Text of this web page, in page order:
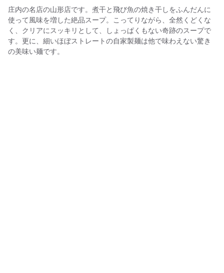
庄内の名店の山形店です。煮干と飛び魚の焼き干しをふんだんに
使って風味を増した絶品スープ。こってりながら、全然くどくな
く、クリアにスッキリとして、しょっぱくもない奇跡のスープで
す。更に、細いほぼストレートの自家製麺は他で味わえない驚き
の美味い麺です。